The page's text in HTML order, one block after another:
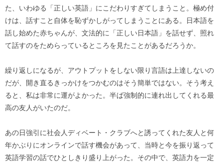
た、いわゆる「正しい英語」にこだわりすぎてしまうこと。極め付
けは、話すこと自体を恥ずかしがってしまうことにある。日本語を
話し始めた赤ちゃんが、文法的に「正しい日本語」を話せず、照れ
て話すのをためらっているところを見たことがあるだろうか。
繰り返しになるが、アウトプットをしない限り言語は上達しないの
だが、開き直るきっかけをつかむのはそう簡単ではない。そう考え
ると、私は非常に運がよかった。半ば強制的に連れ出してくれる最
高の友人がいたのだ。
あの日強引に社会人ディベート・クラブへと誘ってくれた友人と何
年かぶりにオンラインで話す機会があって、当時と今を振り返って
英語学習の話でひとしきり盛り上がった。その中で、英語力を一定